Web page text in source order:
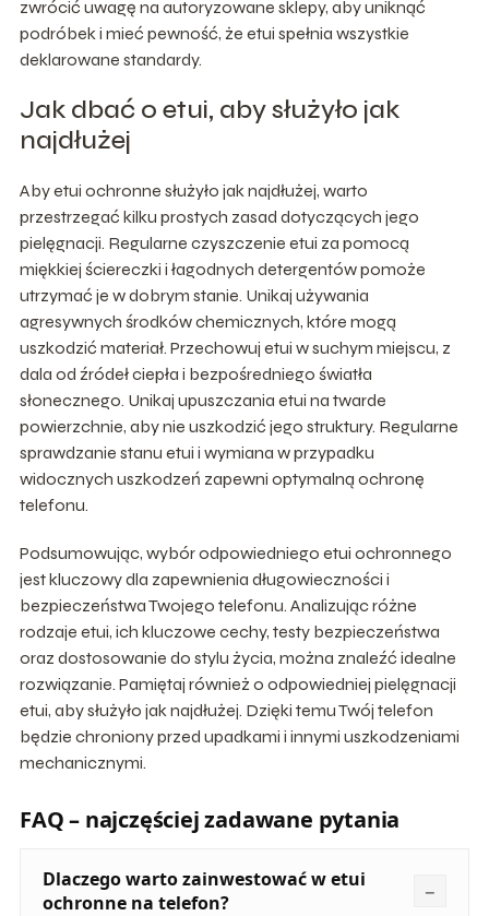
zwrócić uwagę na autoryzowane sklepy, aby uniknąć
podróbek i mieć pewność, że etui spełnia wszystkie
deklarowane standardy.
Jak dbać o etui, aby służyło jak
najdłużej
Aby etui ochronne służyło jak najdłużej, warto
przestrzegać kilku prostych zasad dotyczących jego
pielęgnacji. Regularne czyszczenie etui za pomocą
miękkiej ściereczki i łagodnych detergentów pomoże
utrzymać je w dobrym stanie. Unikaj używania
agresywnych środków chemicznych, które mogą
uszkodzić materiał. Przechowuj etui w suchym miejscu, z
dala od źródeł ciepła i bezpośredniego światła
słonecznego. Unikaj upuszczania etui na twarde
powierzchnie, aby nie uszkodzić jego struktury. Regularne
sprawdzanie stanu etui i wymiana w przypadku
widocznych uszkodzeń zapewni optymalną ochronę
telefonu.
Podsumowując, wybór odpowiedniego etui ochronnego
jest kluczowy dla zapewnienia długowieczności i
bezpieczeństwa Twojego telefonu. Analizując różne
rodzaje etui, ich kluczowe cechy, testy bezpieczeństwa
oraz dostosowanie do stylu życia, można znaleźć idealne
rozwiązanie. Pamiętaj również o odpowiedniej pielęgnacji
etui, aby służyło jak najdłużej. Dzięki temu Twój telefon
będzie chroniony przed upadkami i innymi uszkodzeniami
mechanicznymi.
FAQ – najczęściej zadawane pytania
Dlaczego warto zainwestować w etui
ochronne na telefon?